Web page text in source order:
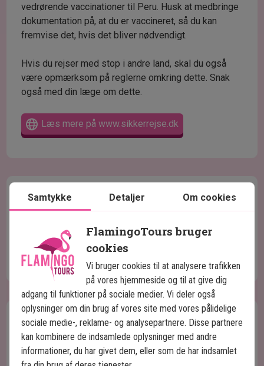
vedrørende vaccinationer til Peru. Husk at medbringe
dokumentation på, at du er vaccineret, så du kan
fremvise det, hvis det bliver nødvendigt.
Hvis du rejser med stop i andre land, skal du også
være opmærksom på reglerne omkring dette. Snak
også med din læge om dette.
Læs mere på www.sikkerrejse.dk
Rejseform
udflugter foregår i internationale grupper med op til
16 deltagere og engelsktalende guide.
Det bedste tidspunkt at besøge
Peru
Peru er inddelt i tre zoner – Kysten omkring Lima,
Samtykke Detaljer Om cookies
FlamingoTours bruger
cookies
Vi bruger cookies til at analysere trafikken
på vores hjemmeside og til at give dig
adgang til funktioner på sociale medier. Vi deler også
oplysninger om din brug af vores site med vores pålidelige
sociale medie-, reklame- og analysepartnere. Disse partnere
kan kombinere de indsamlede oplysninger med andre
informationer, du har givet dem, eller som de har indsamlet